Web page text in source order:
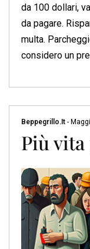
da 100 dollari,
da pagare.
multa.
considero un
Beppegrillo.it -
Più